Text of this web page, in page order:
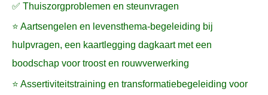
✅ Thuiszorgproblemen en steunvragen
⭐ Aartsengelen en levensthema-begeleiding bij
hulpvragen, een kaartlegging dagkaart met een
boodschap voor troost en rouwverwerking
⭐ Assertiviteitstraining en transformatiebegeleiding voor